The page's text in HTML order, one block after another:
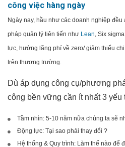
công việc hàng ngày
Ngày nay, hầu như các doanh nghiệp
pháp quản lý tiên tiến như Lean, Six
lực, hướng lãng phí về zero/ giảm thiểu
trên thương trường.
Dù áp dụng công cụ/phương
công bền vững cần ít nhất 3 yếu
Tầm nhìn: 5-10 năm nữa chúng ta sẽ
Động lực: Tại sao phải thay đổi ?
Hệ thống & Quy trình: Làm thế nào để